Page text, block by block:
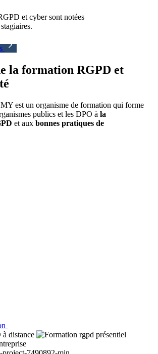
et cyber sont notées
la formation RGPD et
est un organisme de formation qui forme
publics et les DPO à la
et aux bonnes pratiques de